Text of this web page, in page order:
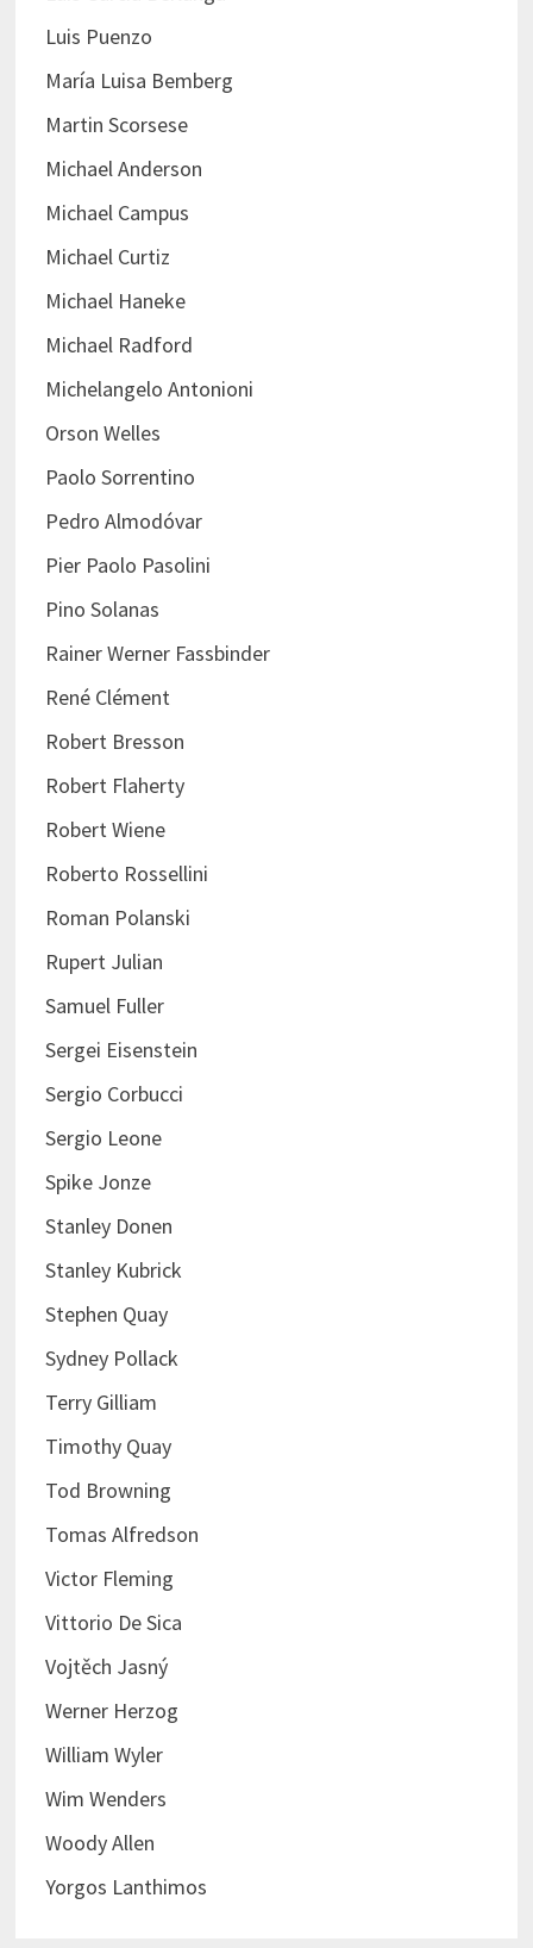
Luis Puenzo
María Luisa Bemberg
Martin Scorsese
Michael Anderson
Michael Campus
Michael Curtiz
Michael Haneke
Michael Radford
Michelangelo Antonioni
Orson Welles
Paolo Sorrentino
Pedro Almodóvar
Pier Paolo Pasolini
Pino Solanas
Rainer Werner Fassbinder
René Clément
Robert Bresson
Robert Flaherty
Robert Wiene
Roberto Rossellini
Roman Polanski
Rupert Julian
Samuel Fuller
Sergei Eisenstein
Sergio Corbucci
Sergio Leone
Spike Jonze
Stanley Donen
Stanley Kubrick
Stephen Quay
Sydney Pollack
Terry Gilliam
Timothy Quay
Tod Browning
Tomas Alfredson
Victor Fleming
Vittorio De Sica
Vojtěch Jasný
Werner Herzog
William Wyler
Wim Wenders
Woody Allen
Yorgos Lanthimos